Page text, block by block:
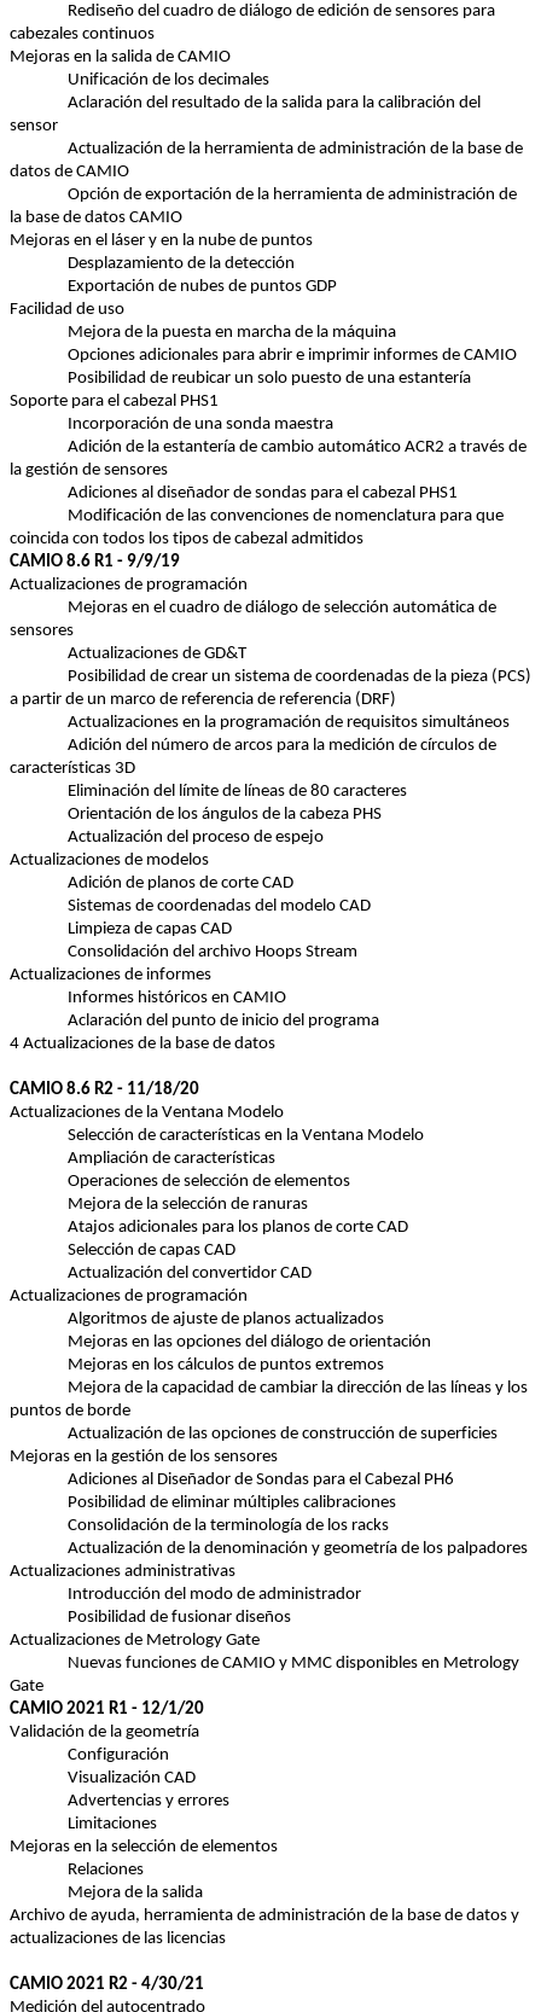
Rediseño del cuadro de diálogo de edición de sensores
cabezales continuos
Mejoras en la salida de CAMIO
Unificación de los decimales
Aclaración del resultado de la salida para la calibración del
sensor
Actualización de la herramienta de administración
datos de CAMIO
Opción de exportación de la herramienta de administración de
la base de datos CAMIO
Mejoras en el láser y en la nube de puntos
Desplazamiento de la detección
Exportación de nubes de puntos GDP
Facilidad de uso
Mejora de la puesta en marcha de la máquina
Opciones adicionales para abrir e imprimir informes de CAMIO
Posibilidad de reubicar un solo puesto de una estantería
Soporte para el cabezal PHS1
Incorporación de una sonda maestra
Adición de la estantería de cambio automático ACR2 a través de
la gestión de sensores
Adiciones al diseñador de sondas para el cabezal PHS1
Modificación de las convenciones de nomenclatura
coincida con todos los tipos de cabezal admitidos
CAMIO 8.6 R1 - 9/9/19
Actualizaciones de programación
Mejoras en el cuadro de diálogo de selección automática
sensores
Actualizaciones de GD&T
Posibilidad de crear un sistema de coordenadas de la pieza (PCS)
a partir de un marco de referencia de referencia (DRF)
Actualizaciones en la programación de requisitos simultáneos
Adición del número de arcos para la medición de círculos
características 3D
Eliminación del límite de líneas de 80 caracteres
Orientación de los ángulos de la cabeza PHS
Actualización del proceso de espejo
Actualizaciones de modelos
Adición de planos de corte CAD
Sistemas de coordenadas del modelo CAD
Limpieza de capas CAD
Consolidación del archivo Hoops Stream
Actualizaciones de informes
Informes históricos en CAMIO
Aclaración del punto de inicio del programa
4 Actualizaciones de la base de datos
CAMIO 8.6 R2 - 11/18/20
Actualizaciones de la Ventana Modelo
Selección de características en la Ventana Modelo
Ampliación de características
Operaciones de selección de elementos
Mejora de la selección de ranuras
Atajos adicionales para los planos de corte CAD
Selección de capas CAD
Actualización del convertidor CAD
Actualizaciones de programación
Algoritmos de ajuste de planos actualizados
Mejoras en las opciones del diálogo de orientación
Mejoras en los cálculos de puntos extremos
Mejora de la capacidad de cambiar la dirección de las líneas y los
puntos de borde
Actualización de las opciones de construcción de superficies
Mejoras en la gestión de los sensores
Adiciones al Diseñador de Sondas para el Cabezal PH6
Posibilidad de eliminar múltiples calibraciones
Consolidación de la terminología de los racks
Actualización de la denominación y geometría de los palpadores
Actualizaciones administrativas
Introducción del modo de administrador
Posibilidad de fusionar diseños
Actualizaciones de Metrology Gate
Nuevas funciones de CAMIO y MMC disponibles en Metrology
Gate
CAMIO 2021 R1 - 12/1/20
Validación de la geometría
Configuración
Visualización CAD
Advertencias y errores
Limitaciones
Mejoras en la selección de elementos
Relaciones
Mejora de la salida
Archivo de ayuda, herramienta de administración de la base de datos y
actualizaciones de las licencias
CAMIO 2021 R2 - 4/30/21
Medición del autocentrado